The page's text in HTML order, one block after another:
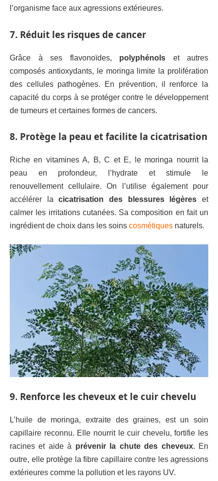
l’organisme face aux agressions extérieures.
7. Réduit les risques de cancer
Grâce à ses flavonoïdes, polyphénols et autres
composés antioxydants, le moringa limite la prolifération
des cellules pathogènes. En prévention, il renforce la
capacité du corps à se protéger contre le développement
de tumeurs et certaines formes de cancers.
8. Protège la peau et facilite la cicatrisation
Riche en vitamines A, B, C et E, le moringa nourrit la
peau en profondeur, l’hydrate et stimule le
renouvellement cellulaire. On l’utilise également pour
accélérer lacicatrisation des blessures légères et
calmer les irritations cutanées. Sa composition en fait un
ingrédient de choix dans les soins cosmétiques naturels.
9. Renforce les cheveux et le cuir chevelu
L’huile de moringa, extraite des graines, est un soin
capillaire reconnu. Elle nourrit le cuir chevelu, fortifie les
racines et aide à prévenir la chute des cheveux. En
outre, elle protège la fibre capillaire contre les agressions
extérieures comme la pollution et les rayons UV.